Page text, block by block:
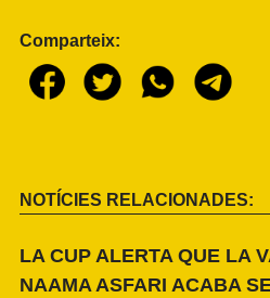
Comparteix:
NOTÍCIES RELACIONADES:
LA CUP ALERTA QUE LA
NAAMA ASFARI ACABA